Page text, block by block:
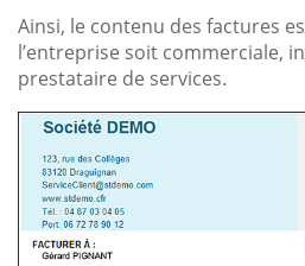
Ainsi, le contenu des factures
l’entreprise soit commerciale,
prestataire de services.